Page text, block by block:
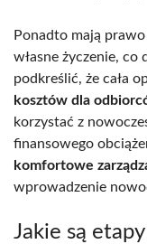
Ponadto mają
własne życzenie, co
podkreślić, że cała
kosztów dla
korzystać z
finansowego
komfortowe
wprowadzenie
Jakie są